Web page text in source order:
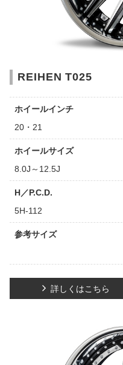
REIHEN T025
ホイールインチ
20・21
ホイールサイズ
8.0J～12.5J
H／P.C.D.
5H-112
参考サイズ
詳しくはこちら